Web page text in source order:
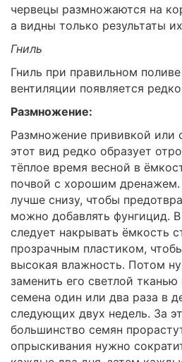
червецы размножаются на
а видны только результаты
Гниль
Гниль при правильном
вентиляции появляется
Размножение:
Размножение прививкой или
этот вид редко образует
тёплое время весной в
почвой с хорошим дренажем.
лучше снизу, чтобы
можно добавлять фунгицид. В
следует накрывать ёмкость
прозрачным пластиком,
высокая влажность. Потом
заменить его светлой
семена один или два раза в
следующих двух недель. За
большинство семян
опрыскивания нужно